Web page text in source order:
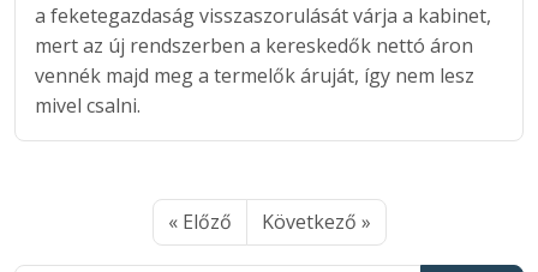
a feketegazdaság visszaszorulását várja a kabinet,
mert az új rendszerben a kereskedők nettó áron
vennék majd meg a termelők áruját, így nem lesz
mivel csalni.
« Előző Következő »